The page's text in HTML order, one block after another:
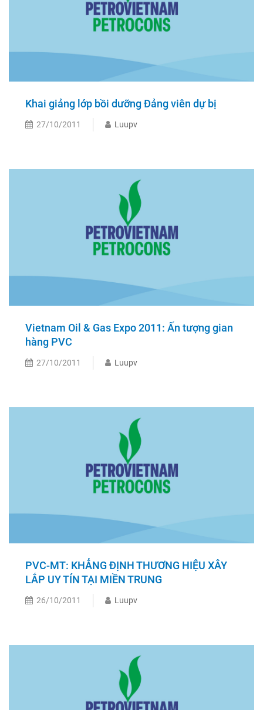
Khai giảng lớp bồi dưỡng Đảng viên dự bị
27/10/2011 Luupv
Vietnam Oil & Gas Expo 2011: Ấn tượng gian
hàng PVC
27/10/2011 Luupv
PVC-MT: KHẲNG ĐỊNH THƯƠNG HIỆU XÂY
LẮP UY TÍN TẠI MIỀN TRUNG
26/10/2011 Luupv